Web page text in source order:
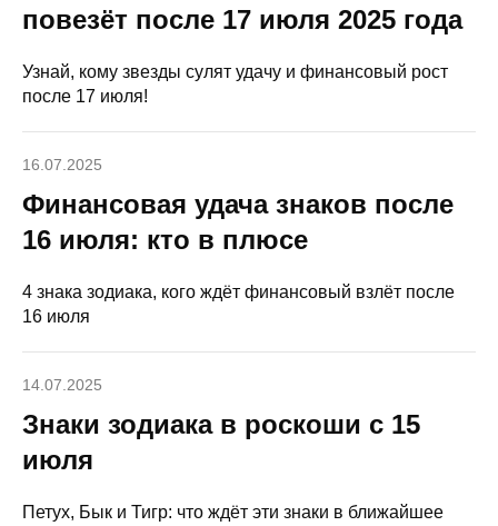
повезёт после 17 июля 2025 года
Узнай, кому звезды сулят удачу и финансовый рост
после 17 июля!
16.07.2025
Финансовая удача знаков после
16 июля: кто в плюсе
4 знака зодиака, кого ждёт финансовый взлёт после
16 июля
14.07.2025
Знаки зодиака в роскоши с 15
июля
Петух, Бык и Тигр: что ждёт эти знаки в ближайшее